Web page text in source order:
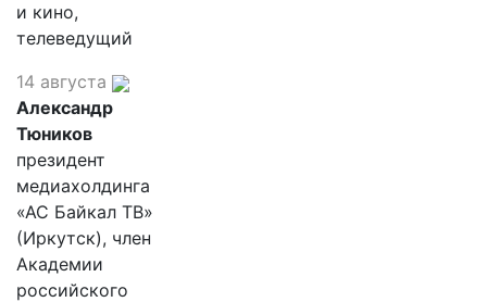
и кино,
телеведущий
14 августа
Александр
Тюников
президент
медиахолдинга
«АС Байкал ТВ»
(Иркутск), член
Академии
российского